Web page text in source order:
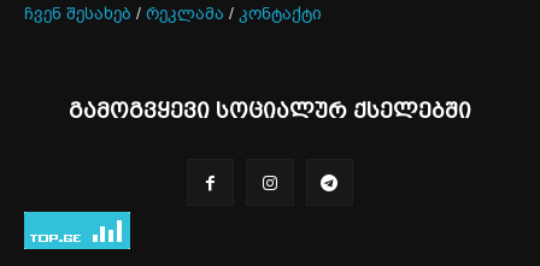
ჩვენ შესახებ / რეკლამა / კონტაქტი
გამოგვყევი სოციალურ ქსელებში